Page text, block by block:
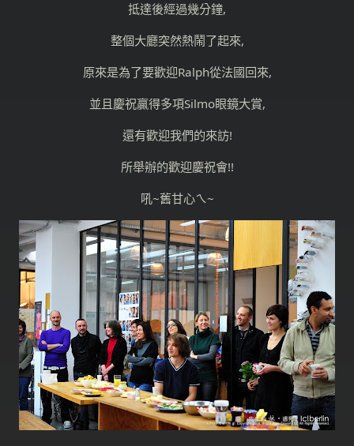
抵達後經過幾分鐘,
整個大廳突然熱鬧了起來,
原來是為了要歡迎Ralph從法國回來,
並且慶祝贏得多項Silmo眼鏡大賞,
還有歡迎我們的來訪!
所舉辦的歡迎慶祝會!!
吼~舊甘心ㄟ~